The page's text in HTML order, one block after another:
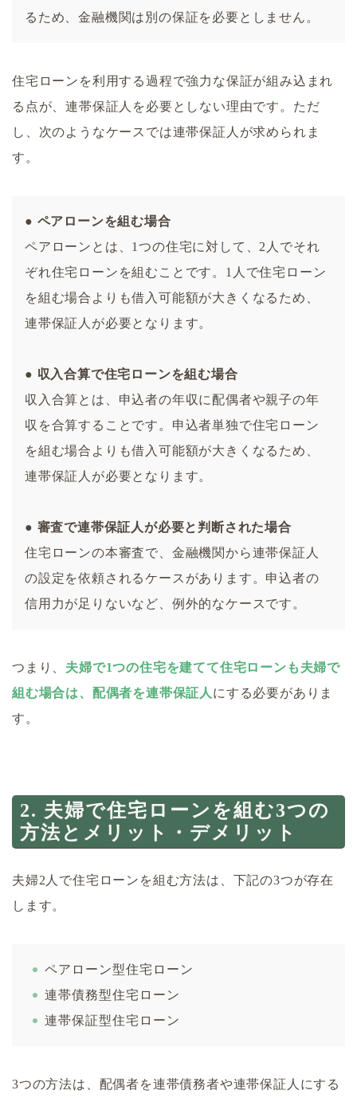
るため、金融機関は別の保証を必要としません。
住宅ローンを利用する過程で強力な保証が組み込まれ
る点が、連帯保証人を必要としない理由です。ただ
し、次のようなケースでは連帯保証人が求められま
す。
● ペアローンを組む場合
ペアローンとは、1つの住宅に対して、2人でそれ
ぞれ住宅ローンを組むことです。1人で住宅ローン
を組む場合よりも借入可能額が大きくなるため、
連帯保証人が必要となります。
● 収入合算で住宅ローンを組む場合
収入合算とは、申込者の年収に配偶者や親子の年
収を合算することです。申込者単独で住宅ローン
を組む場合よりも借入可能額が大きくなるため、
連帯保証人が必要となります。
● 審査で連帯保証人が必要と判断された場合
住宅ローンの本審査で、金融機関から連帯保証人
の設定を依頼されるケースがあります。申込者の
信用力が足りないなど、例外的なケースです。
つまり、 夫婦で1つの住宅を建てて住宅ローンも夫婦で
組む場合は、配偶者を連帯保証人 にする必要がありま
す。
2. 夫婦で住宅ローンを組む3つの
方法とメリット・デメリット
夫婦2人で住宅ローンを組む方法は、下記の3つが存在
します。
ペアローン型住宅ローン
連帯債務型住宅ローン
連帯保証型住宅ローン
3つの方法は、配偶者を連帯債務者や連帯保証人にする